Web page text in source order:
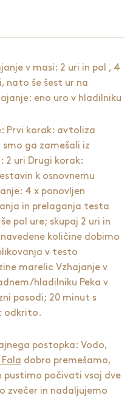
v masi: 2 uri in pol , 4
nato še šest ur na
eno uro v hladilniku
Prvi korak: avtoliza
ga zamešali iz
2 uri Drugi korak:
k osnovnemu
4 x ponovljen
in prelaganja testa
pol ure; skupaj 2 uri in
količine dobimo
v testo
marelic Vzhajanje v
hladilniku Peka v
posodi; 20 minut s
odkrito.
postopka: Vodo,
dobro premešamo,
pustimo počivati vsaj dve
zvečer in nadaljujemo